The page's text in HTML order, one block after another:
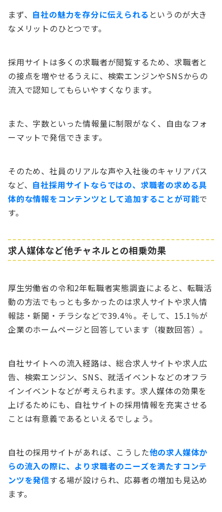
まず、 自社の魅力を存分に伝えられる というのが大き
なメリットのひとつです。
採用サイトは多くの求職者が閲覧するため、求職者と
の接点を増やせるうえに、検索エンジンやSNSからの
流入で認知してもらいやすくなります。
また、字数といった情報量に制限がなく、自由なフォ
ーマットで発信できます。
そのため、社員のリアルな声や入社後のキャリアパス
など、 自社採用サイトならではの、求職者の求める具
体的な情報をコンテンツとして追加することが可能で
す。
求人媒体など他チャネルとの相乗効果
厚生労働省の令和2年転職者実態調査によると、転職活
動の方法でもっとも多かったのは求人サイトや求人情
報誌・新聞・チラシなどで39.4％。そして、15.1％が
企業のホームページと回答しています（複数回答）。
自社サイトへの流入経路は、総合求人サイトや求人広
告、検索エンジン、SNS、就活イベントなどのオフラ
インイベントなどが考えられます。求人媒体の効果を
上げるためにも、自社サイトの採用情報を充実させる
ことは有意義であるといえるでしょう。
自社の採用サイトがあれば、こうした他の求人媒体か
らの流入の際に、より求職者のニーズを満たすコンテ
ンツを発信する場が設けられ、応募者の増加も見込め
ます。